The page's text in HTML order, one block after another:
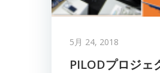
5月 24, 2018
PILODプロジェ